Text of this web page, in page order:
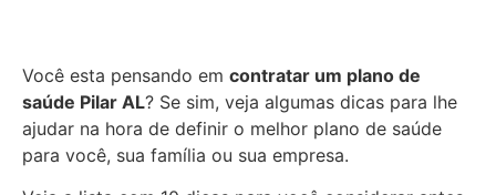
Você esta pensando em contratar um plano de
saúde Pilar AL? Se sim, veja algumas dicas para lhe
ajudar na hora de definir o melhor plano de saúde
para você, sua família ou sua empresa.